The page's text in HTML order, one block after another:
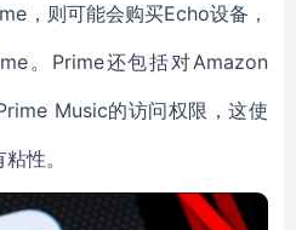
，则可能会购买Echo设备，
。Prime还包括对Amazon
Music的访问权限，这使
性。